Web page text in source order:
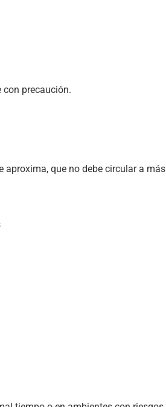
con precaución.
aproxima, que no debe circular a más